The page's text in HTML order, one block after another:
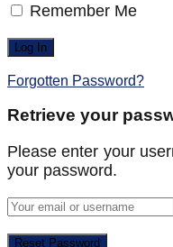
Remember Me
Forgotten Password?
Retrieve your
Please enter your
your password.